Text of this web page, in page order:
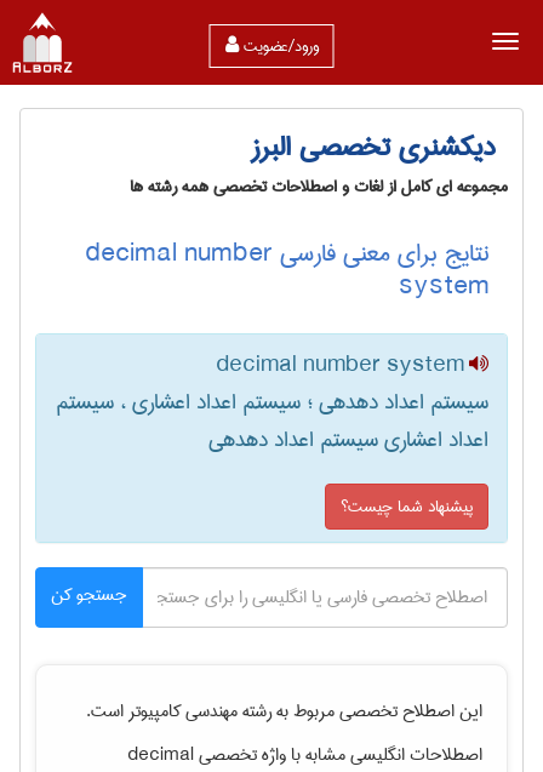
ورود/عضویت
دیکشنری تخصصی البرز
مجموعه ای کامل از لغات و اصطلاحات تخصصی همه رشته ها
نتایج برای معنی فارسی decimal number
system
decimal number system
سیستم اعداد دهدهی ؛ سیستم اعداد اعشاری ، سیستم
اعداد اعشاری سیستم اعداد دهدهی
پیشنهاد شما چیست؟
جستجو کن
این اصطلاح تخصصی مربوط به رشتهمهندسی كامپيوتراست.
اصطلاحات انگلیسی مشابه با واژه تخصصیdecimal